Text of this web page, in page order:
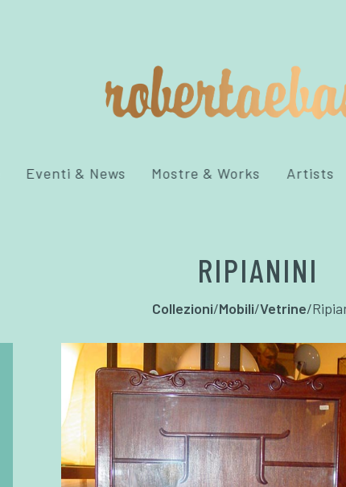
Eventi & News Mostre & Works Artists
RIPIANINI
Collezioni/Mobili/Vetrine/